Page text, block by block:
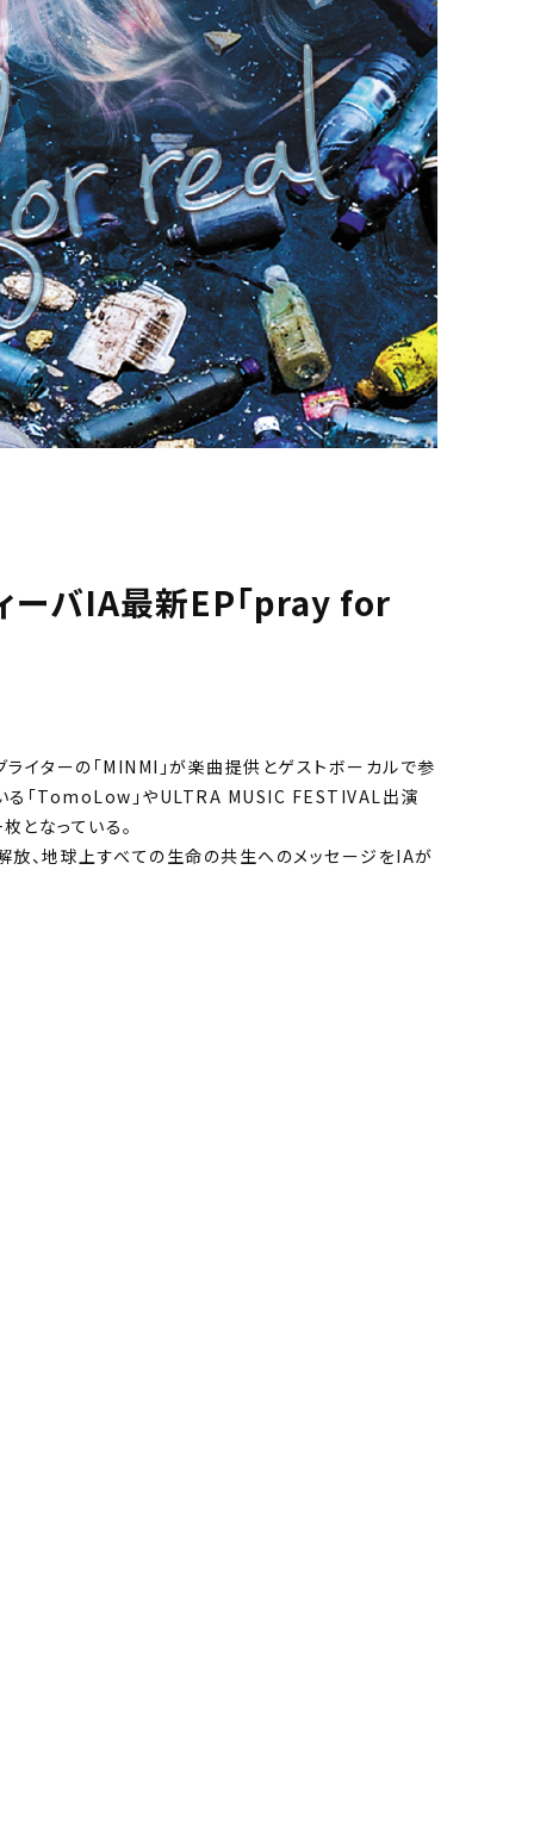
ーバIA最新EP「pray for
イターの「MINMI」が楽曲提供とゲストボーカルで参
る「TomoLow」やULTRA MUSIC FESTIVAL出演
となっている。
放、地球上すべての生命の共生へのメッセージをIAが